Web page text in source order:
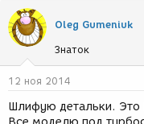
Oleg Gumeniuk
Знаток
12 ноя 2014
Шлифую детальки. Это